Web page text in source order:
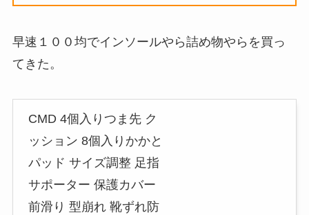
早速１００均でインソールやら詰め物やらを買っ
てきた。
CMD 4個入りつま先 ク
ッション 8個入りかかと
パッド サイズ調整 足指
サポーター 保護カバー
前滑り 型崩れ 靴ずれ防